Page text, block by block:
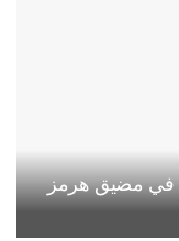
في مضيق هرمز